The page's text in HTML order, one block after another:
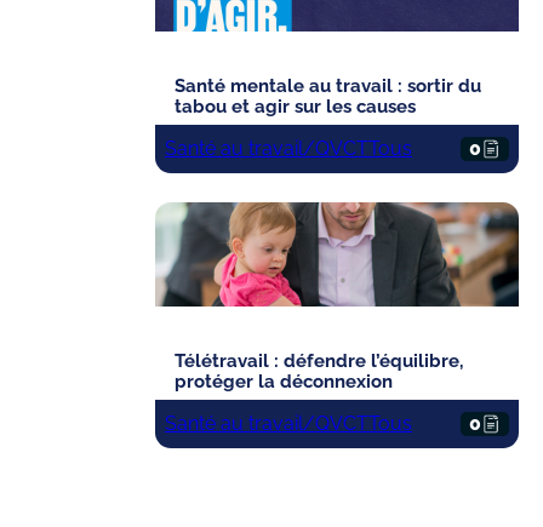
Santé mentale au travail : sortir du
tabou et agir sur les causes
Santé au travail/QVCTTous 0
Télétravail : défendre l’équilibre,
protéger la déconnexion
Santé au travail/QVCTTous 0